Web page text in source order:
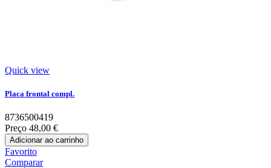
Quick view
Placa frontal compl.
8736500419
Preço 48,00 €
Adicionar ao carrinho
Favorito
Comparar